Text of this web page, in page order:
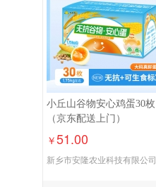
小丘山谷物安心鸡蛋30枚
（京东配送上门）
￥51.00
新乡市安隆农业科技有限公司